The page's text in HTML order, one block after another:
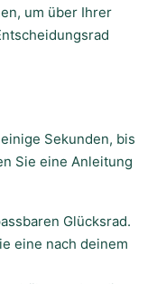
um über Ihrer
Sekunden, bis
Sie eine Anleitung
Glücksrad.
eine nach deinem